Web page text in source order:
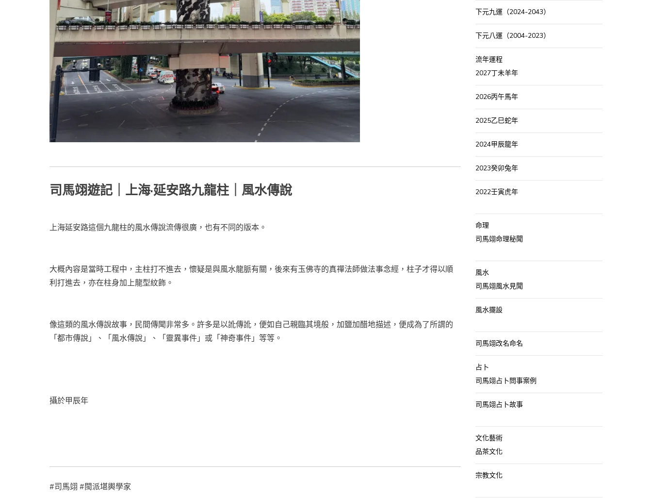
司馬翊遊記｜上海·延安路九龍柱｜風水傳說
上海延安路這個九龍柱的風水傳說流傳很廣，也有不同的版本。
大概內容是當時工程中，主柱打不進去，懷疑是與風水龍脈有關，後來有玉佛寺的真禪法師做法事念經，柱子才得以順
利打進去，亦在柱身加上龍型紋飾。
像這類的風水傳說故事，民間傳聞非常多。許多是以訛傳訛，便如自己親臨其境般，加鹽加醋地描述，便成為了所謂的
「都市傳說」、「風水傳說」、「靈異事件」或「神奇事件」等等。
攝於甲辰年
#司馬翊 #閩派堪輿學家
下元九運（2024-2043）
下元八運（2004-2023）
流年運程
2027丁未羊年
2026丙午馬年
2025乙巳蛇年
2024甲辰龍年
2023癸卯兔年
2022壬寅虎年
命理
司馬翊命理秘聞
風水
司馬翊風水見聞
風水擺設
司馬翊改名命名
占卜
司馬翊占卜問事案例
司馬翊占卜故事
文化藝術
品茶文化
宗教文化